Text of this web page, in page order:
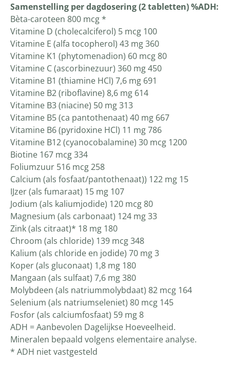
Samenstelling per dagdosering (2 tabletten) %ADH:
Bèta-caroteen 800 mcg *
Vitamine D (cholecalciferol) 5 mcg 100
Vitamine E (alfa tocopherol) 43 mg 360
Vitamine K1 (phytomenadion) 60 mcg 80
Vitamine C (ascorbinezuur) 360 mg 450
Vitamine B1 (thiamine HCl) 7,6 mg 691
Vitamine B2 (riboflavine) 8,6 mg 614
Vitamine B3 (niacine) 50 mg 313
Vitamine B5 (ca pantothenaat) 40 mg 667
Vitamine B6 (pyridoxine HCl) 11 mg 786
Vitamine B12 (cyanocobalamine) 30 mcg 1200
Biotine 167 mcg 334
Foliumzuur 516 mcg 258
Calcium (als fosfaat/pantothenaat)) 122 mg 15
IJzer (als fumaraat) 15 mg 107
Jodium (als kaliumjodide) 120 mcg 80
Magnesium (als carbonaat) 124 mg 33
Zink (als citraat)* 18 mg 180
Chroom (als chloride) 139 mcg 348
Kalium (als chloride en jodide) 70 mg 3
Koper (als gluconaat) 1,8 mg 180
Mangaan (als sulfaat) 7,6 mg 380
Molybdeen (als natriummolybdaat) 82 mcg 164
Selenium (als natriumseleniet) 80 mcg 145
Fosfor (als calciumfosfaat) 59 mg 8
ADH = Aanbevolen Dagelijkse Hoeveelheid.
Mineralen bepaald volgens elementaire analyse.
* ADH niet vastgesteld